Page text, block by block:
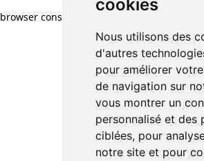
cookies
Nous utilisons des
d'autres
pour améliorer
de navigation sur
vous montrer un
personnalisé et des
ciblées, pour
notre site et pour
browser console for more information)